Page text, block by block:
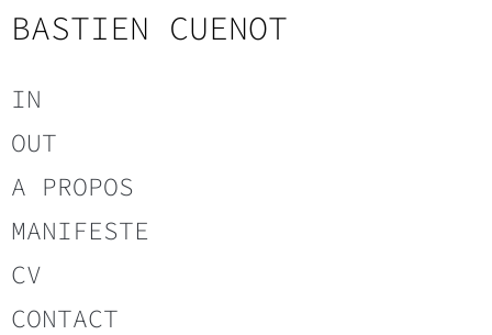
BASTIEN CUENOT
IN
OUT
A PROPOS
MANIFESTE
CV
CONTACT